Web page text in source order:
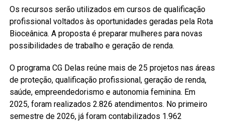
Os recursos serão utilizados em cursos de qualificação
profissional voltados às oportunidades geradas pela Rota
Bioceânica. A proposta é preparar mulheres para novas
possibilidades de trabalho e geração de renda.
O programa CG Delas reúne mais de 25 projetos nas áreas
de proteção, qualificação profissional, geração de renda,
saúde, empreendedorismo e autonomia feminina. Em
2025, foram realizados 2.826 atendimentos. No primeiro
semestre de 2026, já foram contabilizados 1.962